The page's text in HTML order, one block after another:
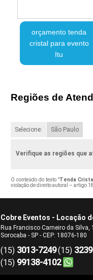
orçamento tenda
cristal para evento
Itu
Regiões de
Selecione: São Paulo
Verifique as regiões que
O conteúdo do texto "Tenda
violação de direito autoral – artigo
Cobre Eventos - Locação
Rua Francisco Carneiro da Silva,
Sorocaba - SP - CEP: 18076-180
(15) 3013-7249(15)
(15) 99138-4102